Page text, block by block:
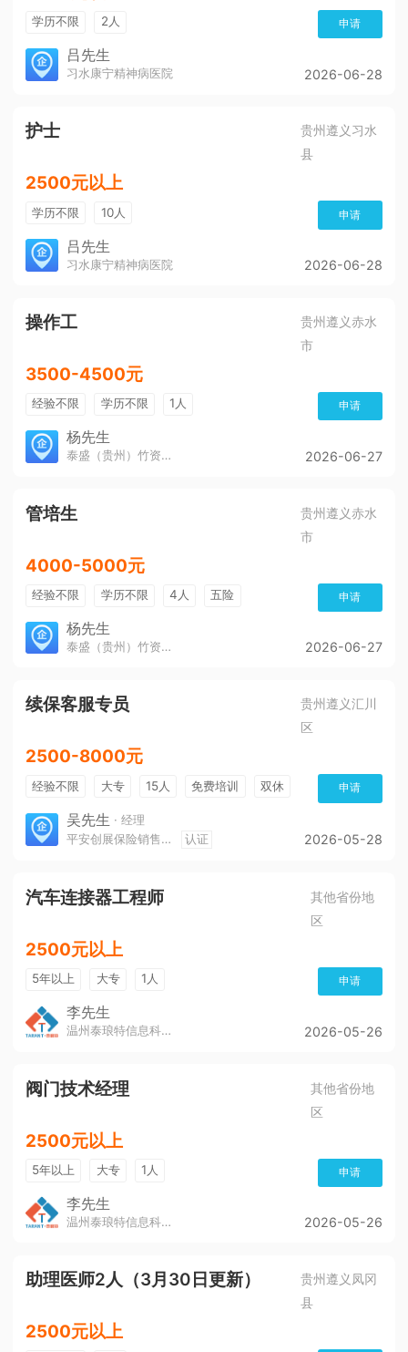
学历不限 2人 申请
吕先生
习水康宁精神病医院 2026-06-28
护士
贵州遵义习水
县
2500元以上
学历不限 10人 申请
吕先生
习水康宁精神病医院 2026-06-28
操作工
贵州遵义赤水
市
3500-4500元
经验不限 学历不限 1人 申请
杨先生
泰盛（贵州）竹资源发展有限公司 2026-06-27
管培生
贵州遵义赤水
市
4000-5000元
经验不限 学历不限 4人 五险 申请
杨先生
泰盛（贵州）竹资源发展有限公司 2026-06-27
续保客服专员
贵州遵义汇川
区
2500-8000元
经验不限 大专 15人 免费培训
双休
加班费
朝九晚五
申请
吴先生 · 经理
平安创展保险销售服务有限公司遵义分公司
认证 2026-05-28
汽车连接器工程师
其他省份地
区
2500元以上
5年以上 大专 1人 申请
李先生
温州泰琅特信息科技有限公司 2026-05-26
阀门技术经理
其他省份地
区
2500元以上
5年以上 大专 1人 申请
李先生
温州泰琅特信息科技有限公司 2026-05-26
助理医师2人（3月30日更新）
贵州遵义凤冈
县
2500元以上